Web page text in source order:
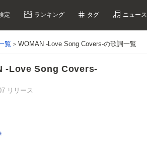
定 ランキング タグ ニュース
覧 WOMAN -Love Song Covers-の歌詞一覧
-Love Song Covers-
リリース